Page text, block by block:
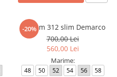
-20%
Costum 312 slim Demarco
700,00 Lei
560,00 Lei
Marime:
48 50 52 54 56 58